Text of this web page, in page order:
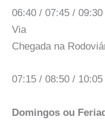
06:40 / 07:45 /
Via
Chegada na
07:15 / 08:50 /
Domingos ou